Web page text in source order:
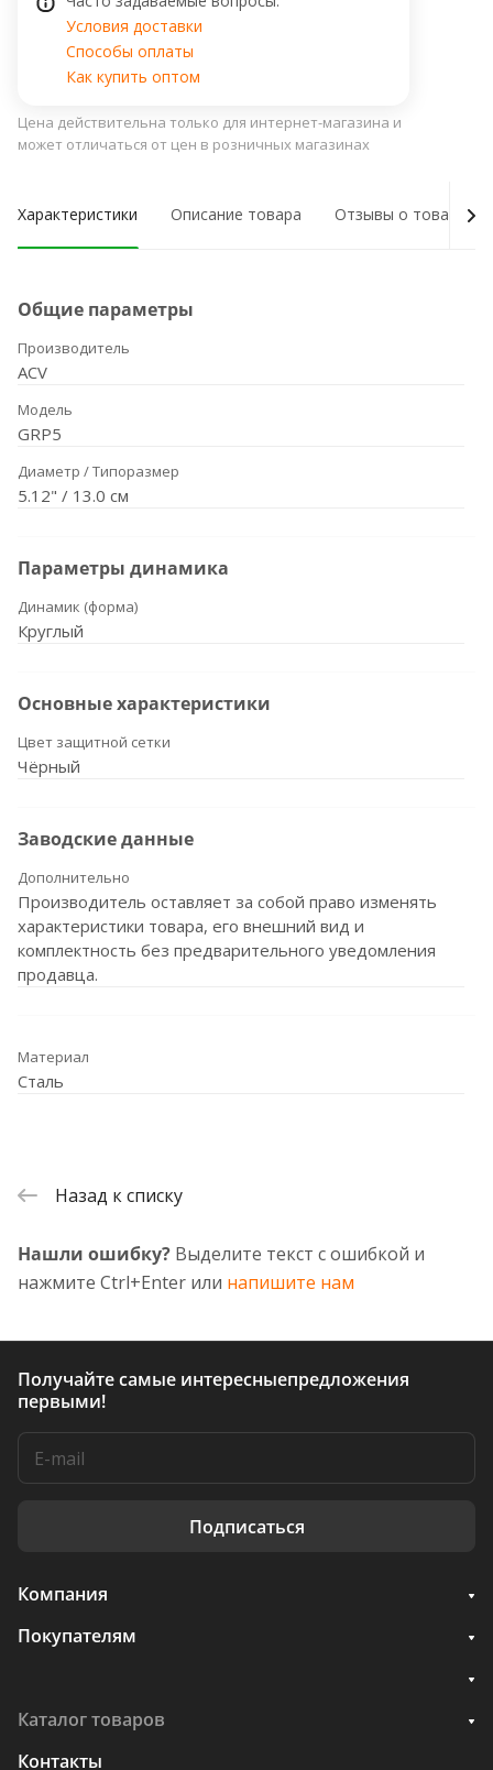
Условия доставки
Способы оплаты
Как купить оптом
Цена действительна только для интернет-магазина и
может отличаться от цен в розничных магазинах
Характеристики Описание товара Отзывы о товаре
Общие параметры
Производитель
ACV
Модель
GRP5
Диаметр / Типоразмер
5.12" / 13.0 см
Параметры динамика
Динамик (форма)
Круглый
Основные характеристики
Цвет защитной сетки
Чёрный
Заводские данные
Дополнительно
Производитель оставляет за собой право изменять
характеристики товара, его внешний вид и
комплектность без предварительного уведомления
продавца.
Материал
Сталь
Назад к списку
Нашли ошибку? Выделите текст с ошибкой и
нажмите Ctrl+Enter или напишите нам
Получайте самые интересныепредложения
первыми!
Подписаться
Компания
Покупателям
Каталог товаров
Контакты